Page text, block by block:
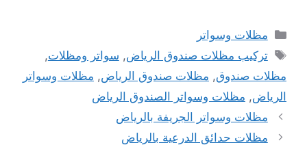
التصنيفات
مظلات وسواتر
الوسوم
تركيب مظلات صندوق الرياض, سواتر ومظلات,
مظلات صندوق, مظلات صندوق الرياض, مظلات وسواتر
الرياض, مظلات وسواتر الصندوق الرياض
تصفّح
المقالات
مظلات وسواتر الجريفة بالرياض
مظلات حدائق الدرعية بالرياض